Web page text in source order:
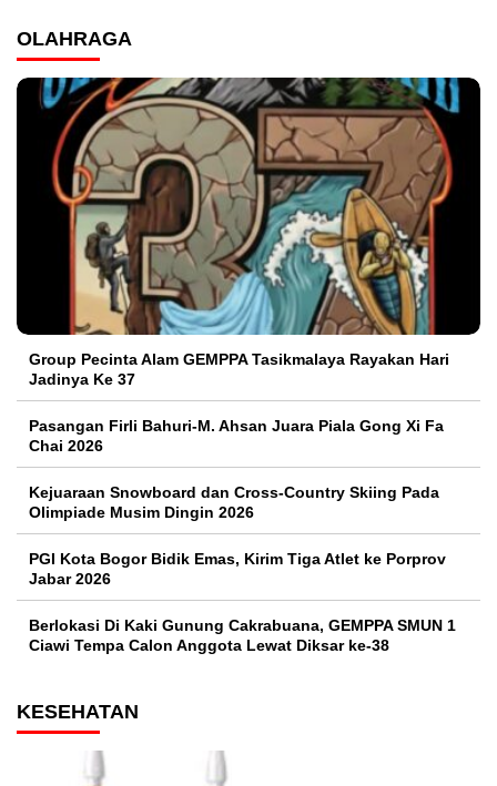
OLAHRAGA
Group Pecinta Alam GEMPPA Tasikmalaya Rayakan Hari
Jadinya Ke 37
Pasangan Firli Bahuri-M. Ahsan Juara Piala Gong Xi Fa
Chai 2026
Kejuaraan Snowboard dan Cross-Country Skiing Pada
Olimpiade Musim Dingin 2026
PGI Kota Bogor Bidik Emas, Kirim Tiga Atlet ke Porprov
Jabar 2026
Berlokasi Di Kaki Gunung Cakrabuana, GEMPPA SMUN 1
Ciawi Tempa Calon Anggota Lewat Diksar ke-38
KESEHATAN